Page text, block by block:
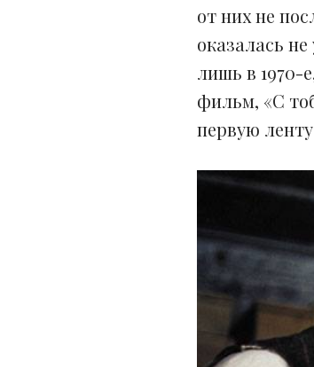
от них не
оказалась не
лишь в 1970-
фильм, «С
первую